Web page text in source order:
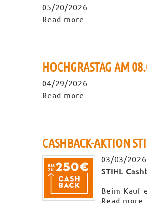
05/20/2026
Read more
HOCHGRASTAG AM
04/29/2026
Read more
CASHBACK-AKTION
03/03/2026
STIHL
Beim Kauf
Read more